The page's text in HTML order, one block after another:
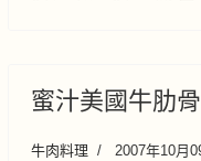
蜜汁美國牛肋骨
牛肉料理 2007年10月